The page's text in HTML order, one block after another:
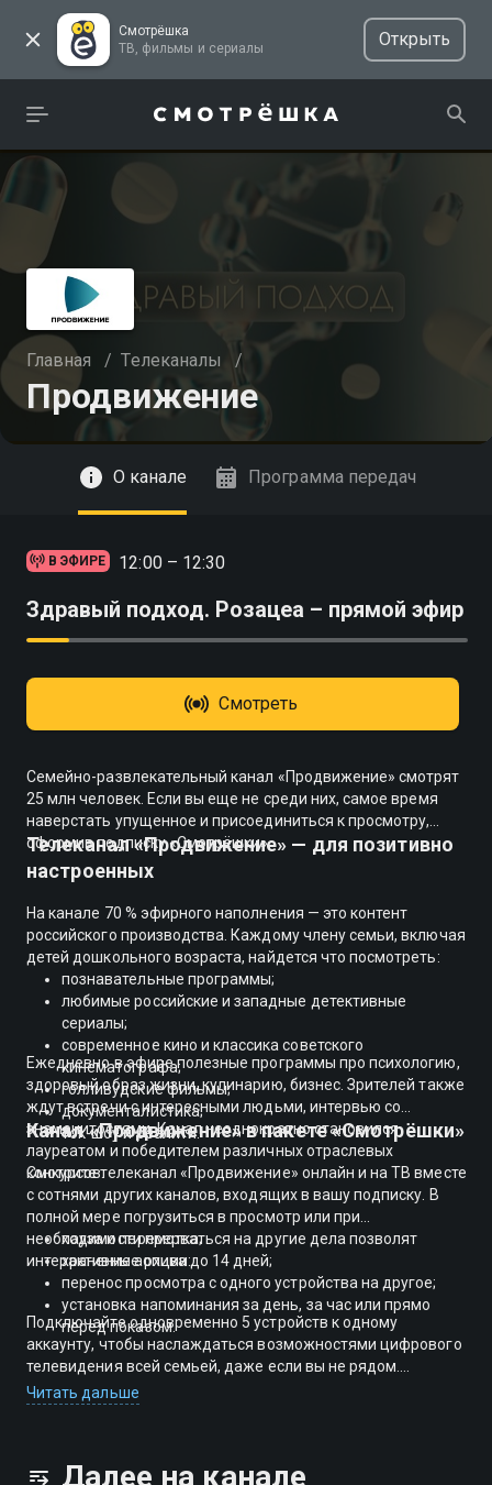
Смотрёшка
ТВ, фильмы и сериалы
Открыть
Главная / Телеканалы /
Продвижение
Смотреть
О канале Программа передач
В ЭФИРЕ 12:00 – 12:30
Здравый подход. Розацеа – прямой эфир
Смотреть
Семейно-развлекательный канал «Продвижение» смотрят
25 млн человек. Если вы еще не среди них, самое время
наверстать упущенное и присоединиться к просмотру,
оформив подписку «Смотрёшки».
Телеканал «Продвижение» — для позитивно
настроенных
На канале 70 % эфирного наполнения — это контент
российского производства. Каждому члену семьи, включая
детей дошкольного возраста, найдется что посмотреть:
познавательные программы;
любимые российские и западные детективные
сериалы;
современное кино и классика советского
кинематографа;
голливудские фильмы;
документалистика;
ток-шоу и реалити.
Ежедневно в эфире полезные программы про психологию,
здоровый образ жизни, кулинарию, бизнес. Зрителей также
ждут встречи с интересными людьми, интервью со
знаменитостями. Канал неоднократно становился
лауреатом и победителем различных отраслевых
конкурсов.
Канал «Продвижение» в пакете «Смотрёшки»
Смотрите телеканал «Продвижение» онлайн и на ТВ вместе
с сотнями других каналов, входящих в вашу подписку. В
полной мере погрузиться в просмотр или при
необходимости прерваться на другие дела позволят
интерактивные опции:
пауза и перемотка;
хранение архива до 14 дней;
перенос просмотра с одного устройства на другое;
установка напоминания за день, за час или прямо
перед показом.
Подключайте одновременно 5 устройств к одному
аккаунту, чтобы наслаждаться возможностями цифрового
телевидения всей семьей, даже если вы не рядом.
Выбирайте один из выгодных тарифов и смотрите фильмы,
сериалы, передачи в прямом эфире или в записи, на
Читать дальше
Далее на канале